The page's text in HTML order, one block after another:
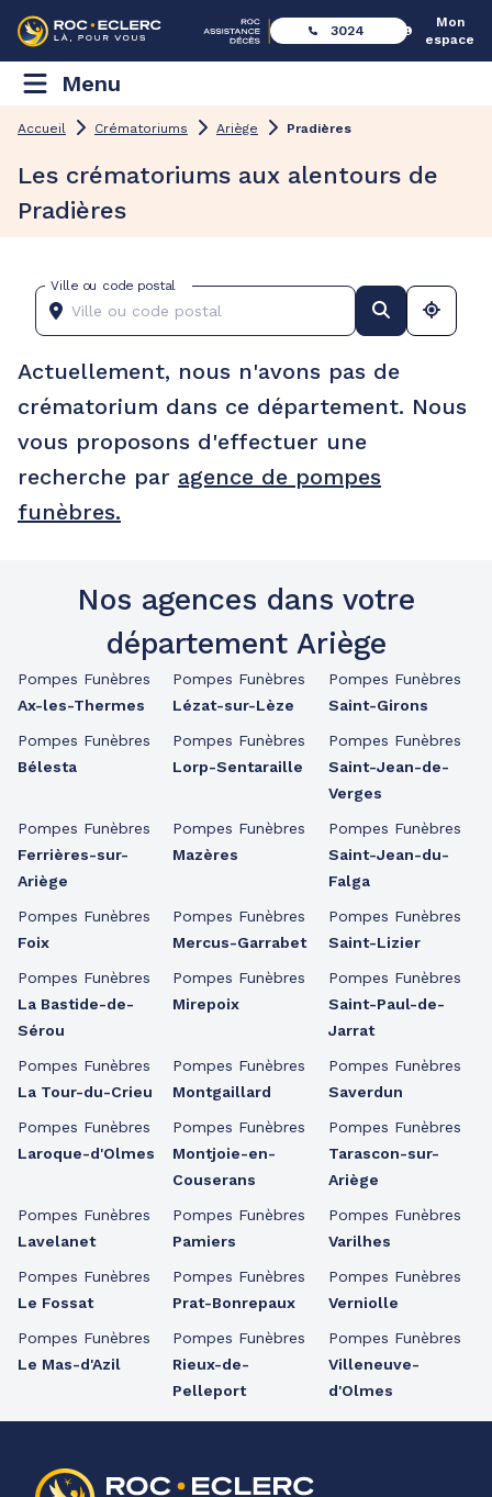
3024
Mon
espace
Menu
Accueil Crématoriums Ariège Pradières
Les crématoriums aux alentours de
Pradières
Ville ou code postal
Actuellement, nous n'avons pas de
crématorium dans ce département. Nous
vous proposons d'effectuer une
recherche par agence de pompes
funèbres.
Nos agences dans votre
département Ariège
Pompes Funèbres
Ax-les-Thermes
Pompes Funèbres
Bélesta
Pompes Funèbres
Ferrières-sur-
Ariège
Pompes Funèbres
Foix
Pompes Funèbres
La Bastide-de-
Sérou
Pompes Funèbres
La Tour-du-Crieu
Pompes Funèbres
Laroque-d'Olmes
Pompes Funèbres
Lavelanet
Pompes Funèbres
Le Fossat
Pompes Funèbres
Le Mas-d'Azil
Pompes Funèbres
Lézat-sur-Lèze
Pompes Funèbres
Lorp-Sentaraille
Pompes Funèbres
Mazères
Pompes Funèbres
Mercus-Garrabet
Pompes Funèbres
Mirepoix
Pompes Funèbres
Montgaillard
Pompes Funèbres
Montjoie-en-
Couserans
Pompes Funèbres
Pamiers
Pompes Funèbres
Prat-Bonrepaux
Pompes Funèbres
Rieux-de-
Pelleport
Pompes Funèbres
Saint-Girons
Pompes Funèbres
Saint-Jean-de-
Verges
Pompes Funèbres
Saint-Jean-du-
Falga
Pompes Funèbres
Saint-Lizier
Pompes Funèbres
Saint-Paul-de-
Jarrat
Pompes Funèbres
Saverdun
Pompes Funèbres
Tarascon-sur-
Ariège
Pompes Funèbres
Varilhes
Pompes Funèbres
Verniolle
Pompes Funèbres
Villeneuve-
d'Olmes